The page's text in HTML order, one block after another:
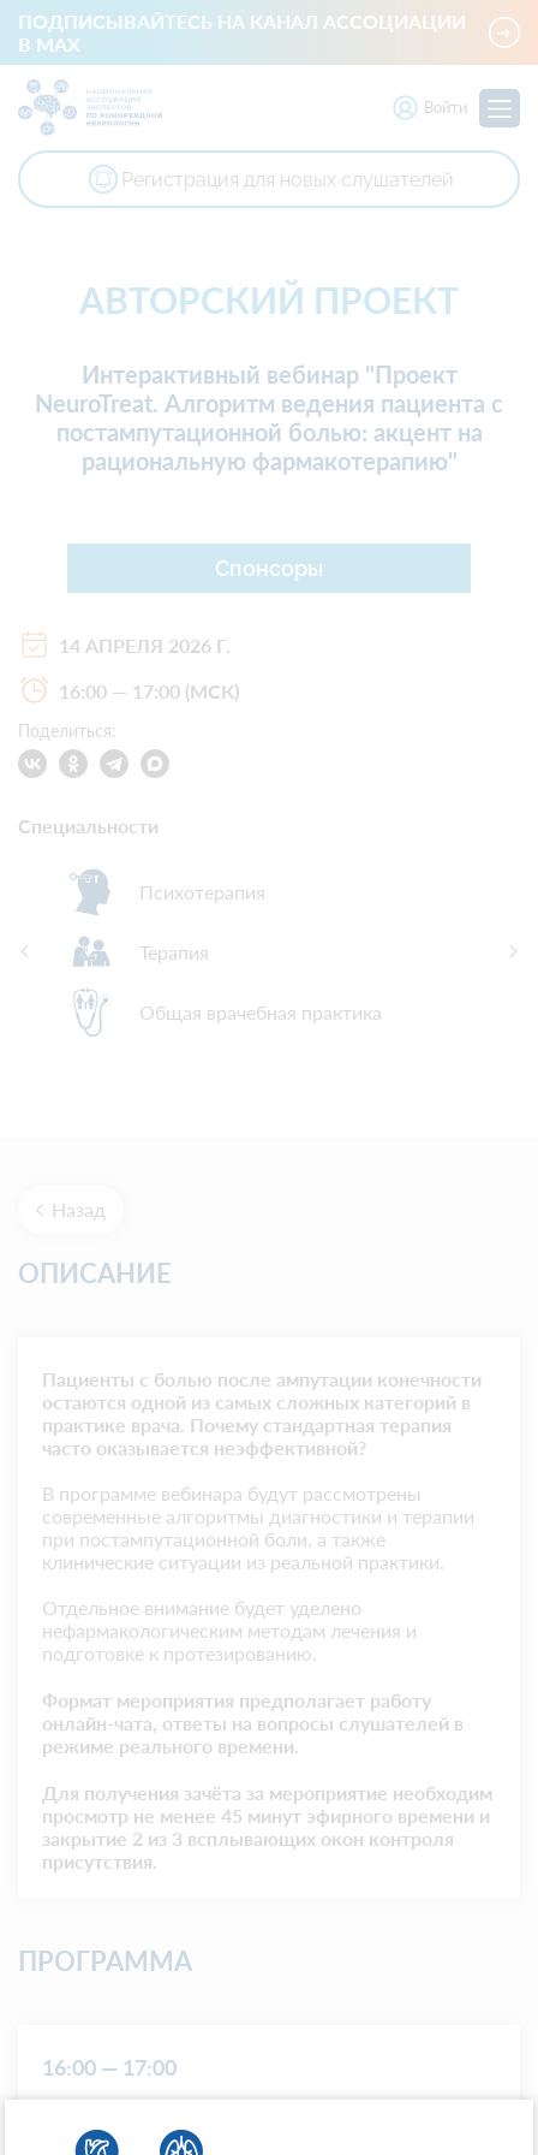
ПОДПИСЫВАЙТЕСЬ НА КАНАЛ АССОЦИАЦИИ
В MAX
Войти
Регистрация для новых слушателей
14 АПРЕЛЯ 2026 Г.
16:00 — 17:00 (МСК)
Поделиться:
АВТОРСКИЙ ПРОЕКТ
Интерактивный вебинар "Проект
NeuroTreat. Алгоритм ведения пациента с
постампутационной болью: акцент на
рациональную фармакотерапию"
Спонсоры
Специальности
Психотерапия
Терапия
Общая врачебная практика
Назад
ОПИСАНИЕ
Пациенты с болью после ампутации конечности
остаются одной из самых сложных категорий в
практике врача. Почему стандартная терапия
часто оказывается неэффективной?
В программе вебинара будут рассмотрены
современные алгоритмы диагностики и терапии
при постампутационной боли, а также
клинические ситуации из реальной практики.
Отдельное внимание будет уделено
нефармакологическим методам лечения и
подготовке к протезированию.
Формат мероприятия предполагает работу
онлайн-чата, ответы на вопросы слушателей в
режиме реального времени.
Для получения зачёта за мероприятие необходим
просмотр не менее 45 минут эфирного времени и
закрытие 2 из 3 всплывающих окон контроля
присутствия.
ПРОГРАММА
16:00 — 17:00
постампутационной болью: акцент на